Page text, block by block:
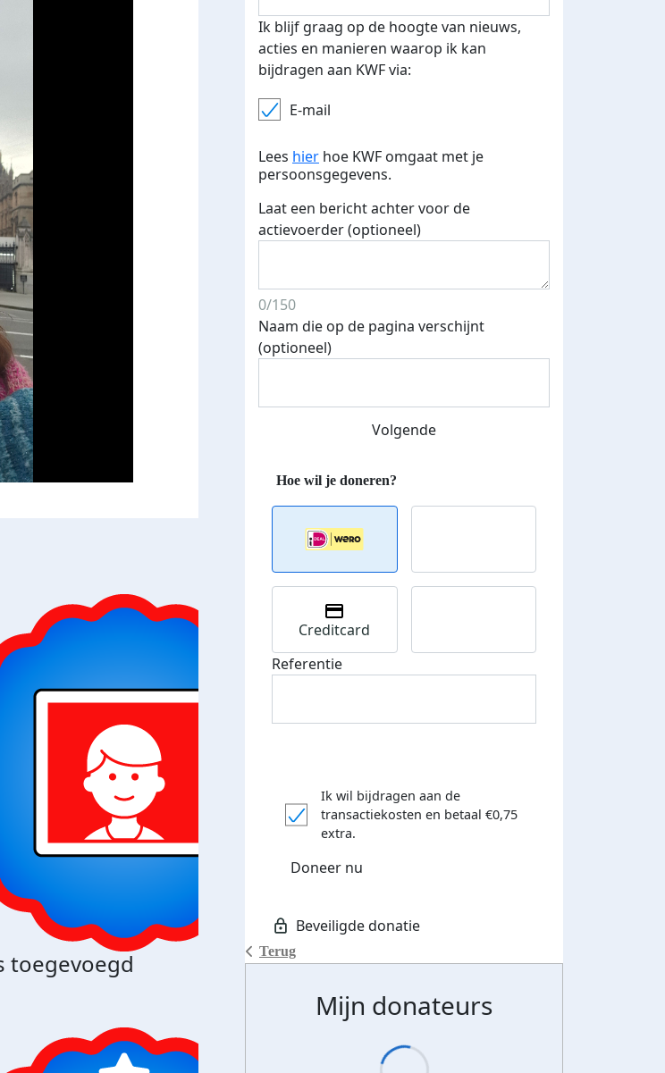
toegevoegd E-mails verstuurd
€500 euro opgehaald: t-shirt
Ik blijf graag op de hoogte van nieuws,
acties en manieren waarop ik kan
bijdragen aan KWF via:
E-mail
Lees hier hoe KWF omgaat met je
persoonsgegevens.
Laat een bericht achter voor de
actievoerder (optioneel)
0/150
Naam die op de pagina verschijnt
(optioneel)
Volgende
Terug
Creditcard
Referentie
Ik wil bijdragen aan de
transactiekosten en betaal €0,75
extra.
Doneer nu
Mijn donateurs